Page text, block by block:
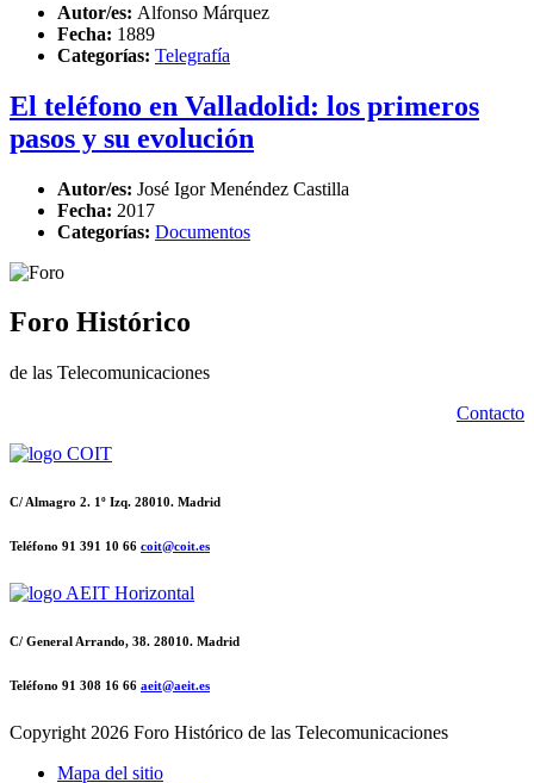
Autor/es: Alfonso Márquez
Fecha: 1889
Categorías: Telegrafía
El teléfono en Valladolid: los primeros
pasos y su evolución
Autor/es: José Igor Menéndez Castilla
Fecha: 2017
Categorías: Documentos
Foro Histórico
de las Telecomunicaciones
Contacto
C/ Almagro 2. 1º Izq. 28010. Madrid
Teléfono 91 391 10 66 coit@coit.es
C/ General Arrando, 38. 28010. Madrid
Teléfono 91 308 16 66 aeit@aeit.es
Copyright 2026 Foro Histórico de las Telecomunicaciones
Mapa del sitio